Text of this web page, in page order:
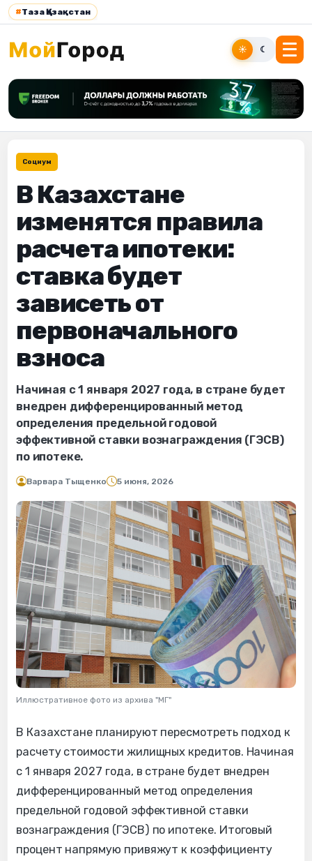
#Таза Қазақстан
☀ ☾
Социум
В Казахстане
изменятся правила
расчета ипотеки:
ставка будет
зависеть от
первоначального
взноса
Начиная с 1 января 2027 года, в стране будет
внедрен дифференцированный метод
определения предельной годовой
эффективной ставки вознаграждения (ГЭСВ)
по ипотеке.
Варвара Тыщенко 5 июня, 2026
Иллюстративное фото из архива "МГ"
В Казахстане планируют пересмотреть подход к
расчету стоимости жилищных кредитов. Начиная
с 1 января 2027 года, в стране будет внедрен
дифференцированный метод определения
предельной годовой эффективной ставки
вознаграждения (ГЭСВ) по ипотеке. Итоговый
процент напрямую привяжут к коэффициенту